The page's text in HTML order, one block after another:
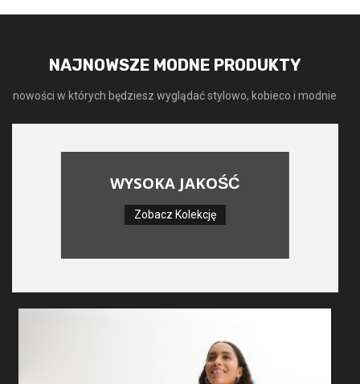
NAJNOWSZE MODNE PRODUKTY
nowości w których będziesz wyglądać stylowo, kobieco i modnie
WYSOKA JAKOŚĆ
Zobacz Kolekcję